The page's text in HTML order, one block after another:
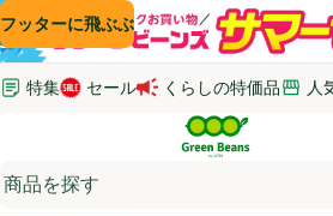
コンテンツに飛ぶ
検索に飛ぶ
フッターに飛ぶ
特集 セール くらしの特価品 人
はじめてのお買い物ガイド
(新しいウィンドウで開く) (新しいウィ
サポート・ヘルプ・お問い合わせ
(新しいウィンドウで開く)
Green Beans